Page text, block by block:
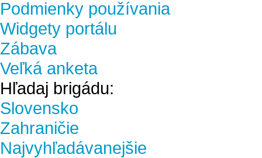
Podmienky používania
Widgety portálu
Zábava
Veľká anketa
Hľadaj brigádu:
Slovensko
Zahraničie
Najvyhľadávanejšie